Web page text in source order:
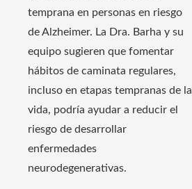
temprana en personas en riesgo
de Alzheimer. La Dra. Barha y su
equipo sugieren que fomentar
hábitos de caminata regulares,
incluso en etapas tempranas de la
vida, podría ayudar a reducir el
riesgo de desarrollar
enfermedades
neurodegenerativas.